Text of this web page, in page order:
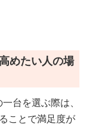
めたい人の場
台を選ぶ際は、
ことで満足度が